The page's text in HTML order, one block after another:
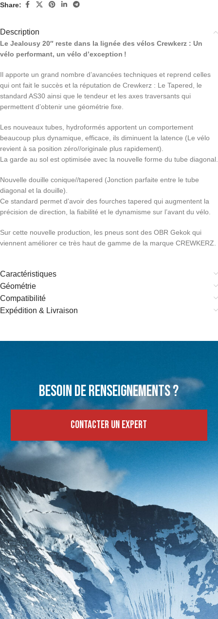
Share:
Description
Le Jealousy 20″ reste dans la lignée des vélos Crewkerz : Un
vélo performant, un vélo d’exception !
Il apporte un grand nombre d’avancées techniques et reprend celles
qui ont fait le succès et la réputation de Crewkerz : Le Tapered, le
standard AS30 ainsi que le tendeur et les axes traversants qui
permettent d’obtenir une géométrie fixe.
Les nouveaux tubes, hydroformés apportent un comportement
beaucoup plus dynamique, efficace, ils diminuent la latence (Le vélo
revient à sa position zéro//originale plus rapidement).
La garde au sol est optimisée avec la nouvelle forme du tube diagonal.
Nouvelle douille conique//tapered (Jonction parfaite entre le tube
diagonal et la douille).
Ce standard permet d’avoir des fourches tapered qui augmentent la
précision de direction, la fiabilité et le dynamisme sur l’avant du vélo.
Sur cette nouvelle production, les pneus sont des OBR Gekok qui
viennent améliorer ce très haut de gamme de la marque CREWKERZ.
Caractéristiques
Géométrie
Compatibilité
Expédition & Livraison
Besoin de renseignements ?
Contacter un expert